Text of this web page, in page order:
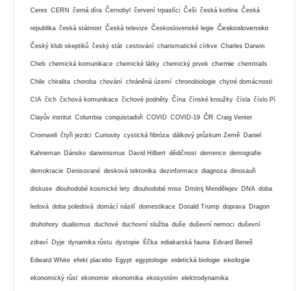
Ceres CERN černá díra Černobyl červení trpaslíci Češi česká kotlina Česká
republika česká státnost Česká televize Československé legie Československo
Český klub skeptiků český stát cestování charismatické církve Charles Darwin
Cheb chemická komunikace chemické látky chemický prvek chemie chemtrails
Chile chiralita choroba chování chráněná území chronobiologie chytré domácnosti
CIA čich čichová komunikace čichové podněty Čína čínské kroužky čísla číslo Pí
Clayův institut Columbia conquistadoři COVID COVID-19 ČR Craig Venter
Cromwell čtyři jezdci Curiosity cystická fibróza dálkový průzkum Země Daniel
Kahneman Dánsko darwinismus David Hilbert dědičnost demence demografie
demokracie Denisované desková tektonika dezinformace diagnoza dinosauři
diskuse dlouhodobé kosmické lety dlouhodobé mise Dmitrij Mendělejev DNA doba
ledová doba poledová domácí násilí domestikace Donald Trump doprava Dragon
druhohory dualismus duchové duchovní služba duše duševní nemoci duševní
zdraví Dyje dynamika růstu dystopie Éčka ediakarská fauna Edvard Beneš
Edward White efekt placebo Egypt egyptologie eidetická biologie ekologie
ekonomický růst ekonomie ekonomika ekosystém elektrodynamika